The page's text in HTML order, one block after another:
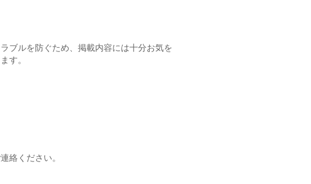
ブルを防ぐため、掲載内容には十分お気を
す。
絡ください。